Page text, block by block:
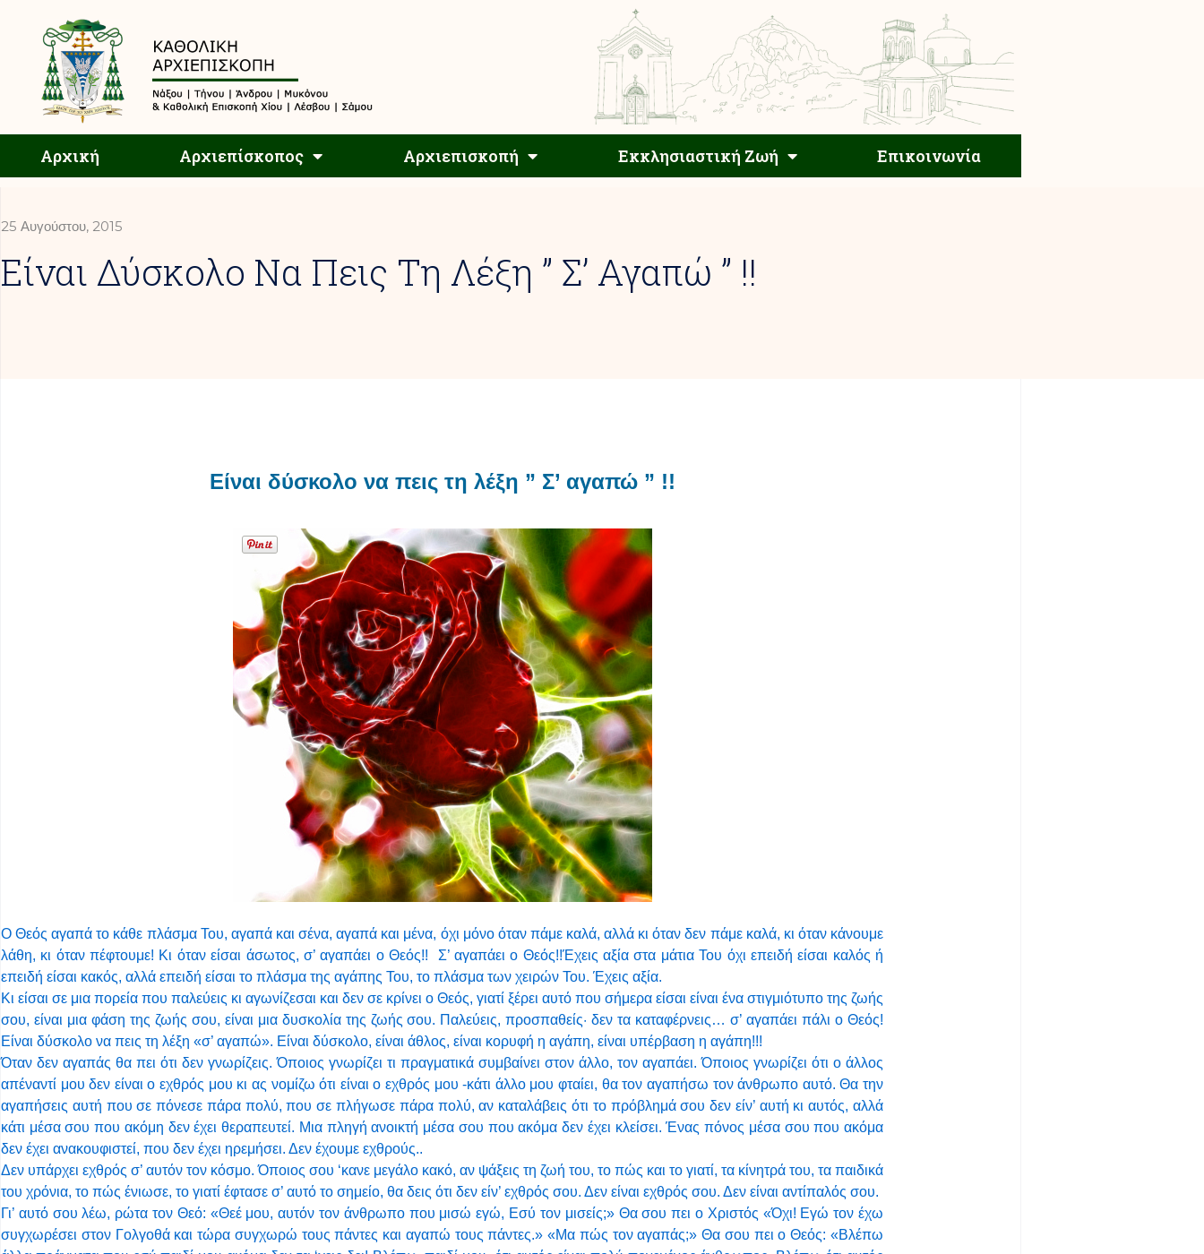
Αρχική Αρχιεπίσκοπος Αρχιεπισκοπή Εκκλησιαστική Ζωή Επικοινωνία
Αρχιεπισκοπή Εκκλησιαστική Ζωή Επικοινωνία
25 Αυγούστου, 2015
Είναι Δύσκολο Να Πεις Τη Λέξη ” Σ’ Αγαπώ ” !!
Είναι δύσκολο να πεις τη λέξη ” Σ’ αγαπώ ” !!
Ο Θεός αγαπά το κάθε πλάσμα Του, αγαπά και σένα, αγαπά και μένα, όχι μόνο όταν πάμε καλά, αλλά κι όταν δεν πάμε καλά, κι όταν κάνουμε
λάθη, κι όταν πέφτουμε! Κι όταν είσαι άσωτος, σ’ αγαπάει ο Θεός!! Σ’ αγαπάει ο Θεός!!Έχεις αξία στα μάτια Του όχι επειδή είσαι καλός ή
επειδή είσαι κακός, αλλά επειδή είσαι το πλάσμα της αγάπης Του, το πλάσμα των χειρών Του. Έχεις αξία.
Κι είσαι σε μια πορεία που παλεύεις κι αγωνίζεσαι και δεν σε κρίνει ο Θεός, γιατί ξέρει αυτό που σήμερα είσαι είναι ένα στιγμιότυπο της ζωής
σου, είναι μια φάση της ζωής σου, είναι μια δυσκολία της ζωής σου. Παλεύεις, προσπαθείς· δεν τα καταφέρνεις… σ’ αγαπάει πάλι ο Θεός!
Είναι δύσκολο να πεις τη λέξη «σ’ αγαπώ». Είναι δύσκολο, είναι άθλος, είναι κορυφή η αγάπη, είναι υπέρβαση η αγάπη!!!
Όταν δεν αγαπάς θα πει ότι δεν γνωρίζεις. Όποιος γνωρίζει τι πραγματικά συμβαίνει στον άλλο, τον αγαπάει. Όποιος γνωρίζει ότι ο άλλος
απέναντί μου δεν είναι ο εχθρός μου κι ας νομίζω ότι είναι ο εχθρός μου -κάτι άλλο μου φταίει, θα τον αγαπήσω τον άνθρωπο αυτό. Θα την
αγαπήσεις αυτή που σε πόνεσε πάρα πολύ, που σε πλήγωσε πάρα πολύ, αν καταλάβεις ότι το πρόβλημά σου δεν είν’ αυτή κι αυτός, αλλά
κάτι μέσα σου που ακόμη δεν έχει θεραπευτεί. Μια πληγή ανοικτή μέσα σου που ακόμα δεν έχει κλείσει. Ένας πόνος μέσα σου που ακόμα
δεν έχει ανακουφιστεί, που δεν έχει ηρεμήσει. Δεν έχουμε εχθρούς..
Δεν υπάρχει εχθρός σ’ αυτόν τον κόσμο. Όποιος σου ‘κανε μεγάλο κακό, αν ψάξεις τη ζωή του, το πώς και το γιατί, τα κίνητρά του, τα παιδικά
του χρόνια, το πώς ένιωσε, το γιατί έφτασε σ’ αυτό το σημείο, θα δεις ότι δεν είν’ εχθρός σου. Δεν είναι εχθρός σου. Δεν είναι αντίπαλός σου.
Γι’ αυτό σου λέω, ρώτα τον Θεό: «Θεέ μου, αυτόν τον άνθρωπο που μισώ εγώ, Εσύ τον μισείς;» Θα σου πει ο Χριστός «Όχι! Εγώ τον έχω
συγχωρέσει στον Γολγοθά και τώρα συγχωρώ τους πάντες και αγαπώ τους πάντες.» «Μα πώς τον αγαπάς;» Θα σου πει ο Θεός: «Βλέπω